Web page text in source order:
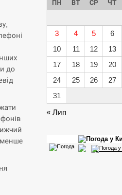
до
ПН ВТ СР ЧТ
3
4 5 6
10
11 12 13
17
18 19 20
24
25 26 27
31
« Лип